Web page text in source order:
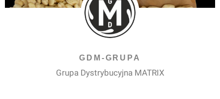
GDM-GRUPA
Grupa Dystrybucyjna MATRIX